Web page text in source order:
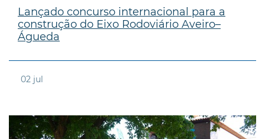
Lançado concurso internacional para a
construção do Eixo Rodoviário Aveiro–
Águeda
02 jul